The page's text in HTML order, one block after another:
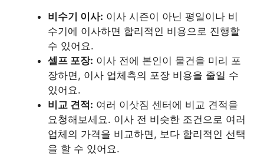
비수기 이사: 이사 시즌이 아닌 평일이나 비
수기에 이사하면 합리적인 비용으로 진행할
수 있어요.
셀프 포장: 이사 전에 본인이 물건을 미리 포
장하면, 이사 업체측의 포장 비용을 줄일 수
있어요.
비교 견적: 여러 이삿짐 센터에 비교 견적을
요청해보세요. 이사 전 비슷한 조건으로 여러
업체의 가격을 비교하면, 보다 합리적인 선택
을 할 수 있어요.